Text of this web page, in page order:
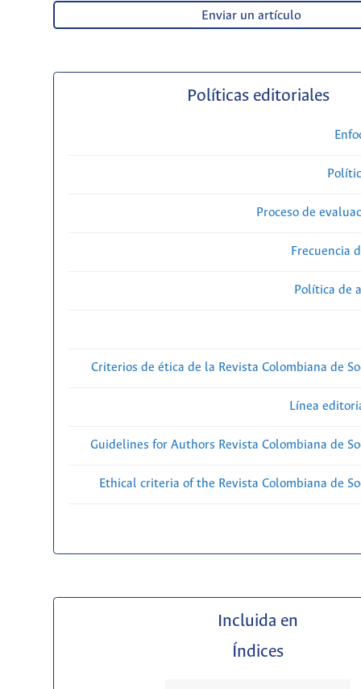
Enviar un artículo
Políticas editoriales
Proceso de
Frecuencia
Política de
Criterios de ética de la Revista Colombiana de
Línea
Guidelines for Authors Revista Colombiana de
Ethical criteria of the Revista Colombiana de
Incluida en
Índices